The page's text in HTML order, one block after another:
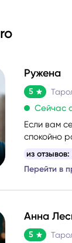
Ружена
5
Сейчас
Если вам
спокойно
Со мной
проведу
решение,
из отзывов:
Перейти в
Анна
5